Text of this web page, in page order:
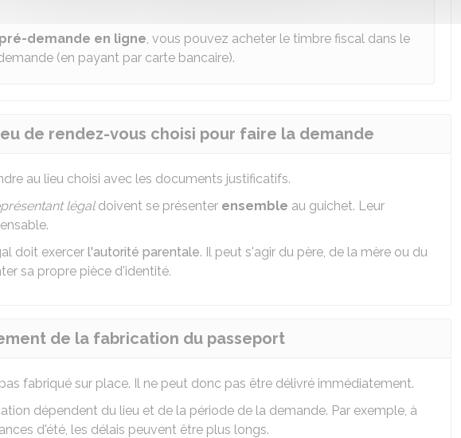
pré-demande en ligne, vous pouvez acheter le timbre fiscal dans le
(en payant par carte bancaire).
de rendez-vous choisi pour faire la demande
au lieu choisi avec les documents justificatifs.
légaldoivent se présenter ensemble au guichet. Leur
doit exercer l'autorité parentale. Il peut s'agir du père, de la mère ou du
sa propre pièce d'identité.
de la fabrication du passeport
fabriqué sur place. Il ne peut donc pas être délivré immédiatement.
dépendent du lieu et de la période de la demande. Par exemple, à
d'été, les délais peuvent être plus longs.